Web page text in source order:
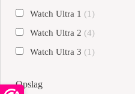
Watch Ultra 1 (1)
Watch Ultra 2 (4)
Watch Ultra 3 (1)
Opslag